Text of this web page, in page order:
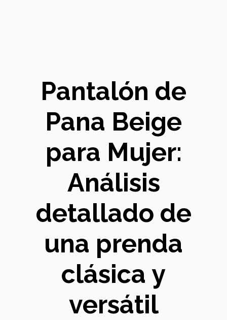
Pantalón de
Pana Beige
para Mujer:
Análisis
detallado de
una prenda
clásica y
versátil